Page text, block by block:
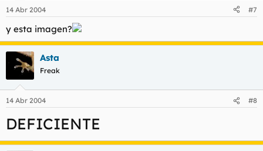
14 Abr 2004 #7
y esta imagen?
Asta
Freak
14 Abr 2004 #8
DEFICIENTE